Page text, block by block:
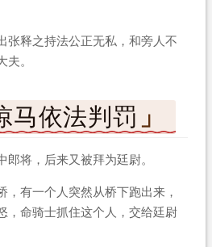
张释之持法公正无私，和旁人不
。
马依法判罚
将，后来又被拜为廷尉。
，有一个人突然从桥下跑出来，
，命骑士抓住这个人，交给廷尉